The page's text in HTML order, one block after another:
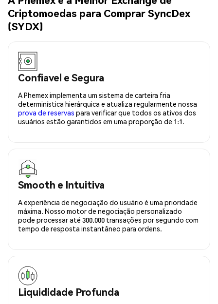
Criptomoedas para Comprar SyncDex
(SYDX)
Confiavel e Segura
A Phemex implementa um sistema de carteira fria
determinística hierárquica e atualiza regularmente nossa
prova de reservas para verificar que todos os ativos dos
usuários estão garantidos em uma proporção de 1:1.
Smooth e Intuitiva
A experiência de negociação do usuário é uma prioridade
máxima. Nosso motor de negociação personalizado
pode processar até 300.000 transações por segundo com
tempo de resposta instantâneo para ordens.
Liquididade Profunda